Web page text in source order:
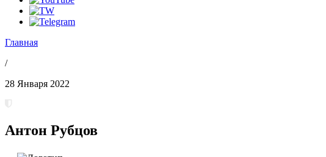
Главная
/
28 Января 2022
Антон Рубцов